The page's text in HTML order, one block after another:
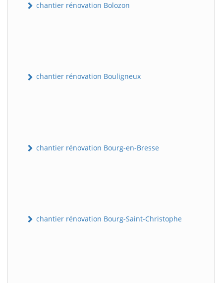
chantier rénovation Bolozon
chantier rénovation Bouligneux
chantier rénovation Bourg-en-Bresse
chantier rénovation Bourg-Saint-Christophe